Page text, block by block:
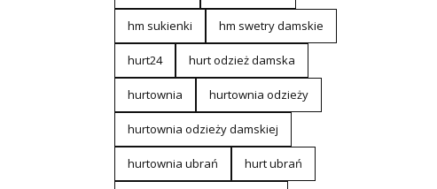
hm sukienki hm swetry damskie
hurt24 hurt odzież damska
hurtownia hurtownia odzieży
hurtownia odzieży damskiej
hurtownia ubrań hurt ubrań